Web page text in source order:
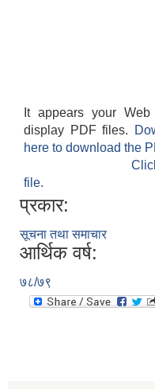
It appears your
display PDF files.
here to download the
file.
प्रकार:
सूचना तथा समाचार
आर्थिक वर्ष:
७८/७९